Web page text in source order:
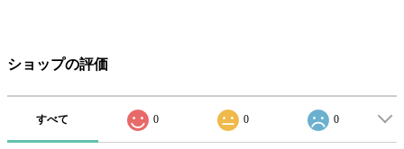
ショップの評価
すべて 0 0 0